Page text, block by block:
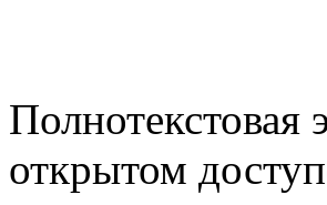
Полнотекстовая
открытом